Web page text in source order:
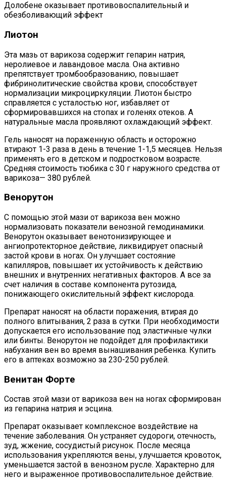
Долобене оказывает противовоспалительный и
обезболивающий эффект
Лиотон
Эта мазь от варикоза содержит гепарин натрия,
неролиевое и лавандовое масла. Она активно
препятствует тромбообразованию, повышает
фибринолитические свойства крови, способствует
нормализации микроциркуляции. Лиотон быстро
справляется с усталостью ног, избавляет от
сформировавшихся на стопах и голенях отеков. А
натуральные масла проявляют охлаждающий эффект.
Гель наносят на пораженную область и осторожно
втирают 1-3 раза в день в течение 1-1,5 месяцев. Нельзя
применять его в детском и подростковом возрасте.
Средняя стоимость тюбика с 30 г наружного средства от
варикоза— 380 рублей.
Венорутон
С помощью этой мази от варикоза вен можно
нормализовать показатели венозной гемодинамики.
Венорутон оказывает венотонизирующее и
ангиопротекторное действие, ликвидирует опасный
застой крови в ногах. Он улучшает состояние
капилляров, повышает их устойчивость к действию
внешних и внутренних негативных факторов. А все за
счет наличия в составе компонента рутозида,
понижающего окислительный эффект кислорода.
Препарат наносят на области поражения, втирая до
полного впитывания, 2 раза в сутки. При необходимости
допускается его использование под эластичные чулки
или бинты. Венорутон не подойдет для профилактики
набухания вен во время вынашивания ребенка. Купить
его в аптеках возможно за 230-250 рублей.
Венитан Форте
Состав этой мази от варикоза вен на ногах сформирован
из гепарина натрия и эсцина.
Препарат оказывает комплексное воздействие на
течение заболевания. Он устраняет судороги, отечность,
зуд, жжение, сосудистый рисунок. После месяца
использования укрепляются вены, улучшается кровоток,
уменьшается застой в венозном русле. Характерно для
него и выраженное противовоспалительное действие.